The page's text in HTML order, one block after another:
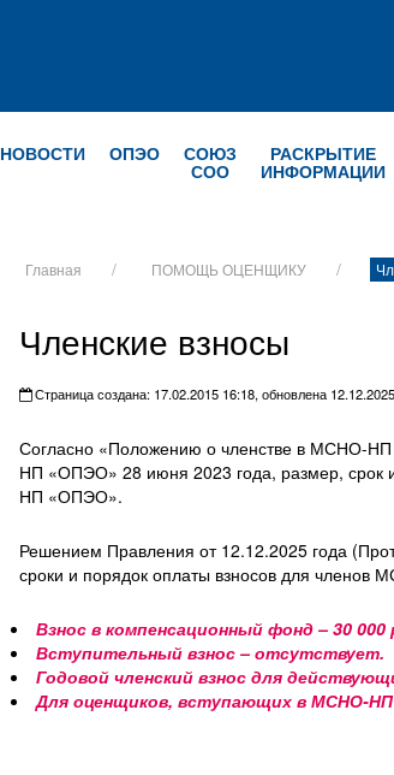
НОВОСТИ ОПЭО СОЮЗ
СОО
РАСКРЫТИЕ
ИНФОРМАЦИИ
Главная ПОМОЩЬ ОЦЕНЩИКУ
Членские взносы
Страница создана: 17.02.2015 16:18, обновлена
Согласно «Положению о членстве в МСНО-
НП «ОПЭО» 28 июня 2023 года, размер, срок
НП «ОПЭО».
Решением Правления от 12.12.2025 года
сроки и порядок оплаты взносов для
Взнос в компенсационный фонд – 30 000
Вступительный взнос – отсутствует.
Годовой членский взнос для
Для оценщиков, вступающих в МСНО-НП